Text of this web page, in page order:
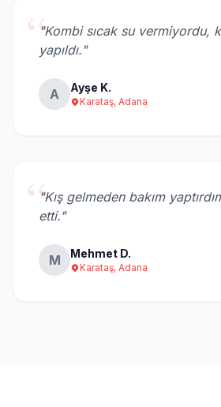
“"Kombi sıcak su vermiyordu,
yapıldı."
A Ayşe K.
Karataş, Adana
“"Kış gelmeden bakım
etti."
M Mehmet D.
Karataş, Adana